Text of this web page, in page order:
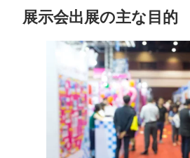
展示会出展の主な目的